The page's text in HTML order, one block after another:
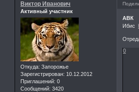
Виктор Иванович
Активный участник
Откуда: Запорожье
Зарегистрирован: 10.12.2012
Приглашений: 0
Сообщений: 3420
АВК
Ибис
0